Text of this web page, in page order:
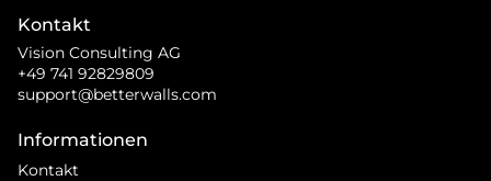
Kontakt
Vision Consulting AG
+49 741 92829809
support@betterwalls.com
Informationen
Kontakt